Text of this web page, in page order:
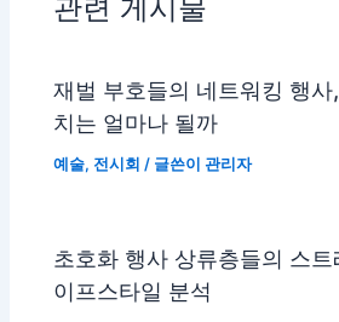
관련 게시물
재벌 부호들의 네트워킹 행
치는 얼마나 될까
예술, 전시회 / 글쓴이관리자
초호화 행사 상류층들의 스
이프스타일 분석